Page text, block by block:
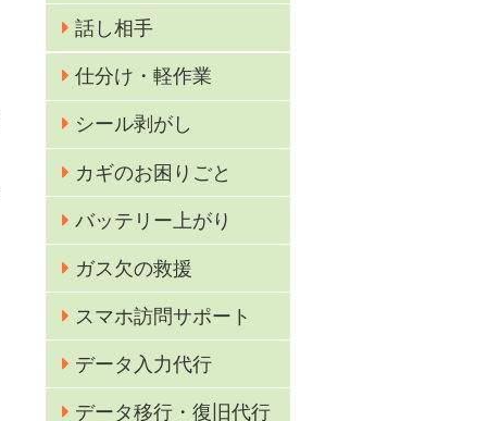
話し相手
仕分け・軽作業
シール剥がし
カギのお困りごと
バッテリー上がり
ガス欠の救援
スマホ訪問サポート
データ入力代行
データ移行・復旧代行